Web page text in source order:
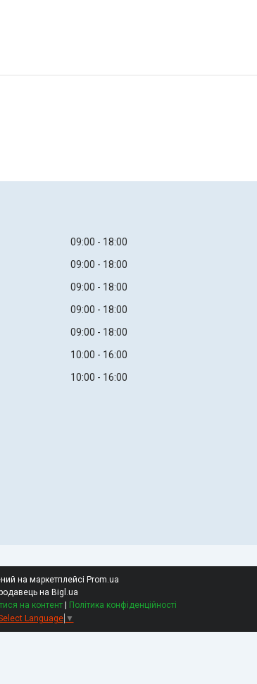
09:00
18:00
09:00
18:00
09:00
18:00
09:00
18:00
09:00
18:00
10:00
16:00
10:00 16:00
на маркетплейсі Prom.ua
на Bigl.ua
на контент | Політика конфіденційності
Language ▼